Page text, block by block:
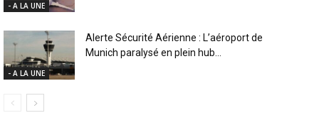
- A LA UNE
- A LA UNE
Alerte Sécurité Aérienne : L’aéroport de
Munich paralysé en plein hub...